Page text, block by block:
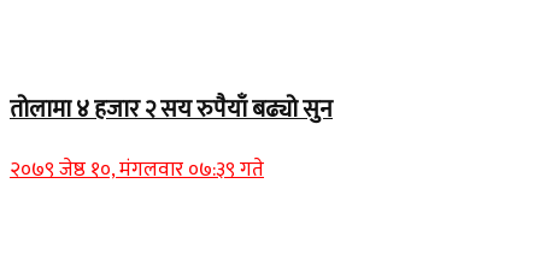
तोलामा ४ हजार २ सय रुपैयाँ बढ्यो सुन
२०७९ जेष्ठ १०, मंगलवार ०७:३९ गते